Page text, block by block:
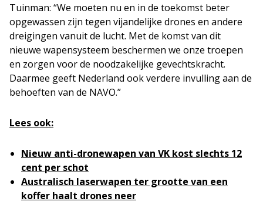
Tuinman: “We moeten nu en in de toekomst beter
opgewassen zijn tegen vijandelijke drones en andere
dreigingen vanuit de lucht. Met de komst van dit
nieuwe wapensysteem beschermen we onze troepen
en zorgen voor de noodzakelijke gevechtskracht.
Daarmee geeft Nederland ook verdere invulling aan de
behoeften van de NAVO.”
Lees ook:
Nieuw anti-dronewapen van VK kost slechts 12
cent per schot
Australisch laserwapen ter grootte van een
koffer haalt drones neer